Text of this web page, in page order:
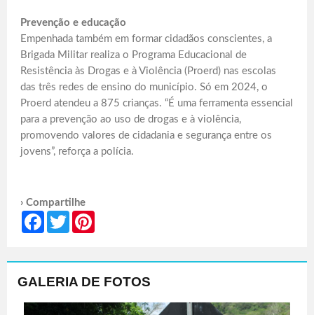
Prevenção e educação
Empenhada também em formar cidadãos conscientes, a
Brigada Militar realiza o Programa Educacional de
Resistência às Drogas e à Violência (Proerd) nas escolas
das três redes de ensino do município. Só em 2024, o
Proerd atendeu a 875 crianças. “É uma ferramenta essencial
para a prevenção ao uso de drogas e à violência,
promovendo valores de cidadania e segurança entre os
jovens”, reforça a polícia.
› Compartilhe
Facebook
Twitter
GALERIA DE FOTOS